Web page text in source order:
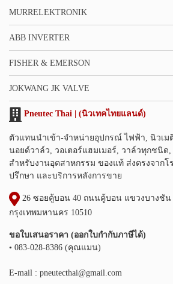
MURRELEKTRONIK
ABB INVERTER
FISHER & EMERSON
JOKWANG JK VALVE
Pneutec Thai | (นิวเทคไทยแลนด์)
ตัวแทนนำเข้า-จำหน่ายอุปกรณ์ ไฟฟ้า, นิวเม
นอยด์วาล์ว, วอเตอร์แฮมเมอร์, วาล์วทุกชนิ
สำหรับงานอุตสาหกรรม ของแท้ ส่งตรงจากโ
ปรึกษา และบริการหลังการขาย
26 ซอยคู้บอน 40 ถนนคู้บอน แขวงบางชัน
กรุงเทพมหานคร 10510
ขอใบเสนอราคา (ออกใบกำกับภาษีได้)
• 083-028-8386 (คุณแมน)
E-mail : pneutecthai@gmail.com